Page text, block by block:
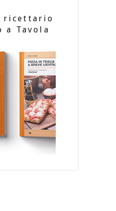
ricettario
a Tavola